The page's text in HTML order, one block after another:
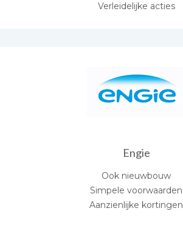
Verleidelijke acties
Engie
Ook nieuwbouw
Simpele voorwaarden
Aanzienlijke kortingen